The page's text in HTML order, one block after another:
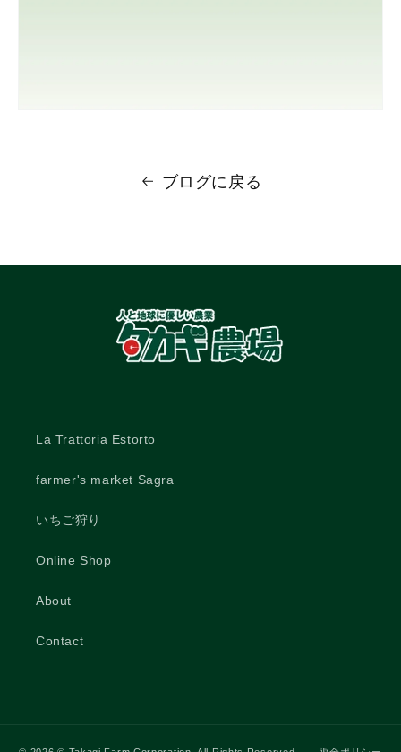
ブログに戻る
La Trattoria Estorto
farmer's market Sagra
いちご狩り
Online Shop
About
Contact